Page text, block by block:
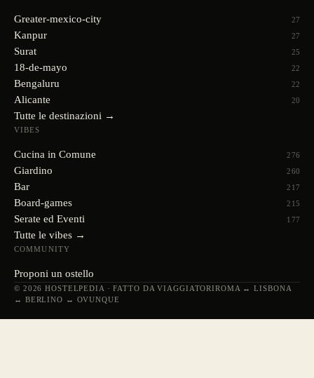
Greater-mexico-city 27
Kanpur 27
Surat 25
18-de-mayo 22
Bengaluru 22
Alicante 20
Tutte le destinazioni →
VIBES
Cucina in Comune 276
Giardino 260
Bar 217
Board-games 215
Serate ed Eventi 177
Tutte le vibes →
COMMUNITY
Proponi un ostello
© 2026 HOSTELPEDIA · FATTO DA VIAGGIATORIROMA ↔ LISBONA
↔ BERLINO ↔ OVUNQUE